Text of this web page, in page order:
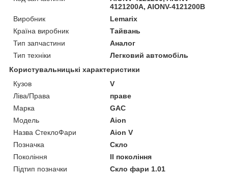
4121200A, AIONV-4121200B
Виробник
Lemarix
Країна виробник
Тайвань
Тип запчастини
Аналог
Тип техніки
Легковий автомобіль
Користувальницькі характеристики
Кузов
V
Ліва/Права
праве
Марка
GAC
Мoдель
Aion
Назва СтеклоФари
Aion V
Позначка
Скло
Покоління
II покоління
Підтип позначки
Скло фари 1.01